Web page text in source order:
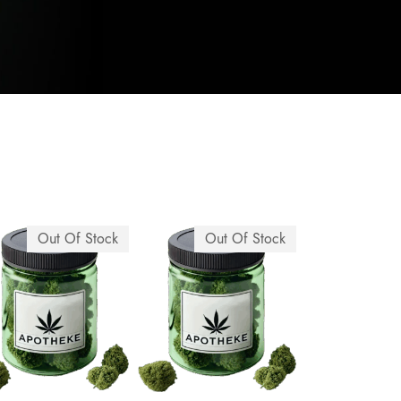
Out Of Stock Out Of Stock